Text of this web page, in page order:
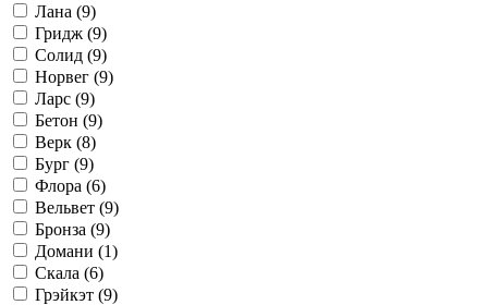
Лана (9)
Гридж (9)
Солид (9)
Норвег (9)
Ларс (9)
Бетон (9)
Верк (8)
Бург (9)
Флора (6)
Вельвет (9)
Бронза (9)
Домани (1)
Скала (6)
Грэйкэт (9)